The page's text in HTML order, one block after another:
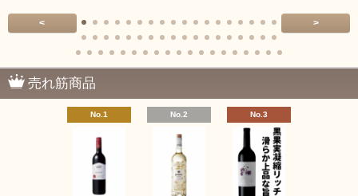
< >
売れ筋商品
No.1 No.2 No.3